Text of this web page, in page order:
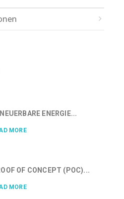
ENERGIE...
MORE
OF CONCEPT (POC)...
MORE